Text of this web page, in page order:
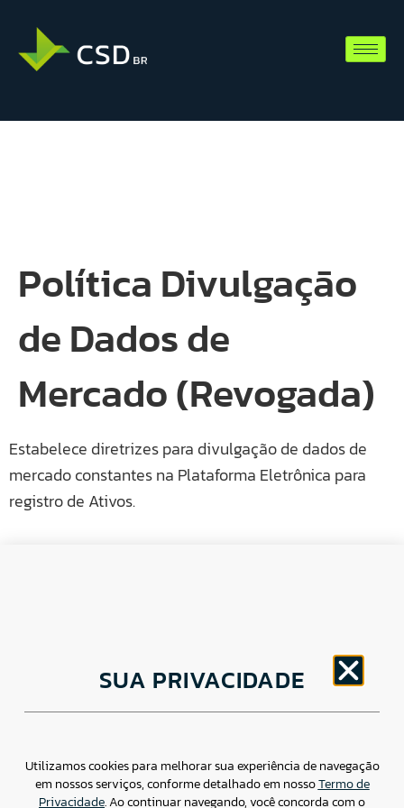
Política Divulgação
de Dados de
Mercado (Revogada)
Estabelece diretrizes para divulgação de dados de
mercado constantes na Plataforma Eletrônica para
registro de Ativos.
Av. Brigadeiro Faria Lima, 1779 – 5oAndar Jardim
Paulistano, São Paulo/ SP – CEP: 01452-914
Assessoria de imprensa: imprensa@csdbr.com
SUA PRIVACIDADE
Utilizamos cookies para melhorar sua experiência de navegação
em nossos serviços, conforme detalhado em nossoTermo de
Privacidade. Ao continuar navegando, você concorda com o